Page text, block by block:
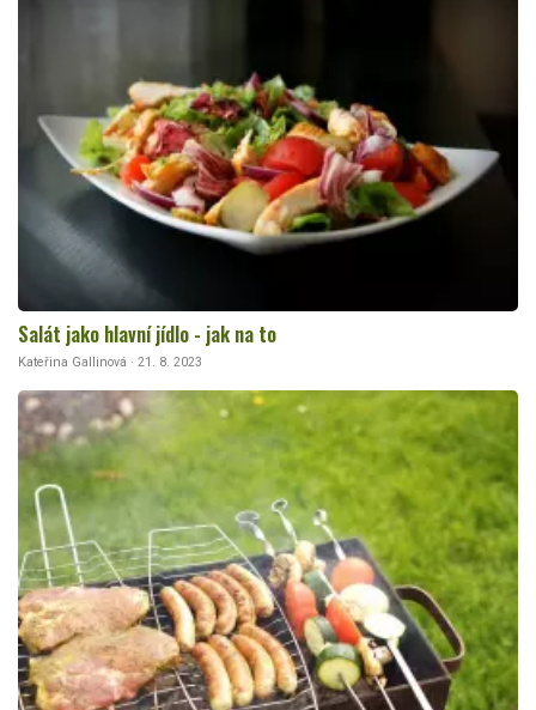
Salát jako hlavní jídlo - jak na to
Kateřina Gallinová · 21. 8. 2023